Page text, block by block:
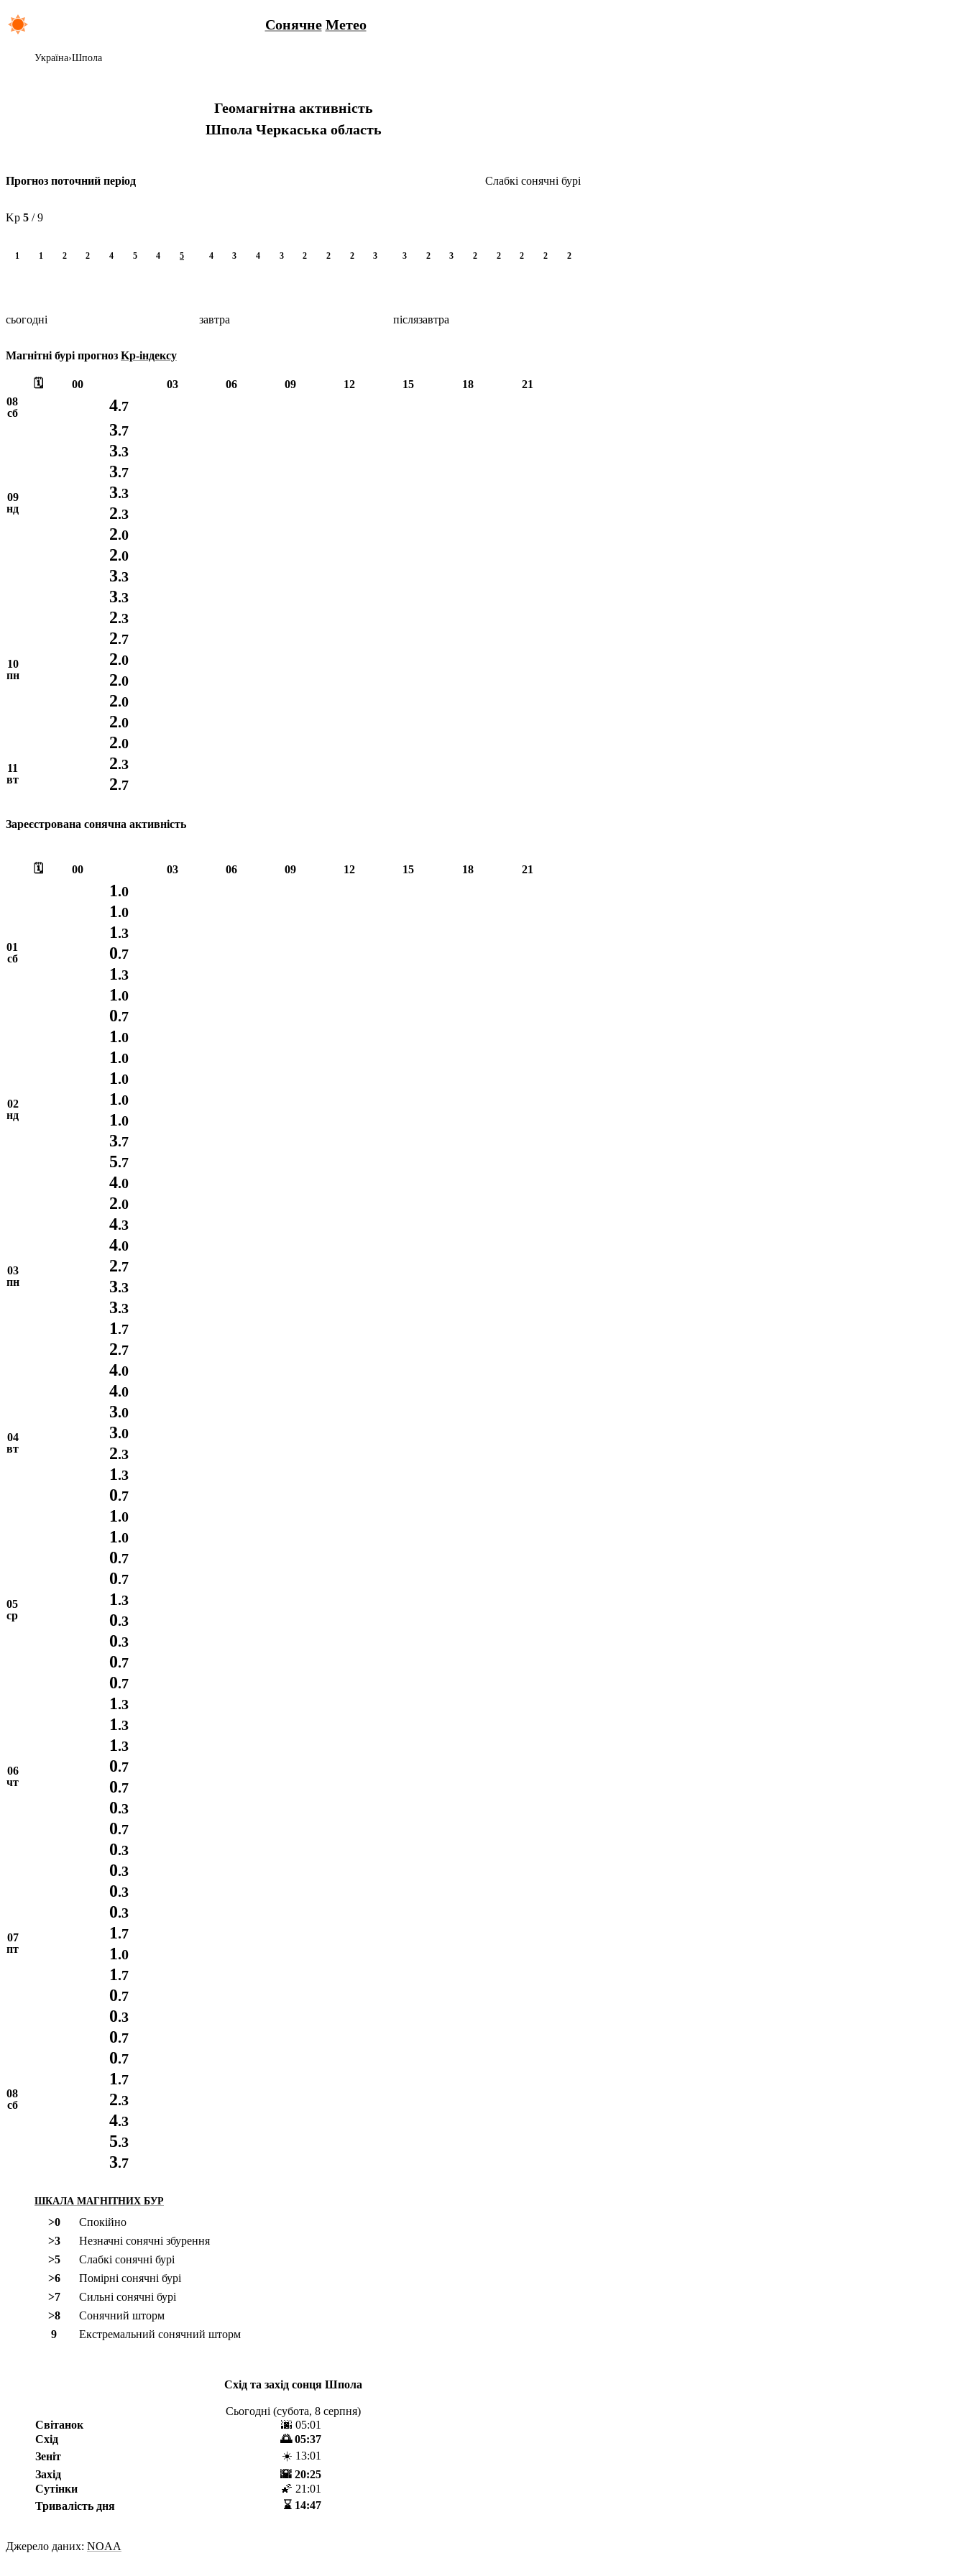
Сонячне Метео
Україна Шпола
Геомагнітна активність
Шпола Черкаська область
Прогноз поточний період Слабкі сонячні бурі
Kp 5 / 9
1 1 2 2 4 5 4 5 4 3 4 3 2 2 2 3 3 2 3 2 2 2 2 2
сьогодні завтра післязавтра
Магнітні бурі прогноз Kp-індексу
🗓️ 00 03 06 09 12 15 18
21
08
сб
4.7
09
нд
3.7
3.3
3.7
3.3
2.3
2.0
2.0
3.3
10
пн
3.3
2.3
2.7
2.0
2.0
2.0
2.0
2.0
11
вт
2.3
2.7
Зареєстрована сонячна активність
🗓️ 00 03 06 09 12 15 18 21
01
сб
1.0
1.0
1.3
0.7
1.3
1.0
0.7
02
нд
1.0
1.0
1.0
1.0
1.0
3.7
5.7
4.0
03
пн
2.0
4.3
4.0
2.7
3.3
3.3
1.7
2.7
04
вт
4.0
4.0
3.0
3.0
2.3
1.3
0.7
1.0
05
ср
1.0
0.7
0.7
1.3
0.3
0.3
0.7
0.7
06
чт
1.3
1.3
1.3
0.7
0.7
0.3
0.7
0.3
07
пт
0.3
0.3
0.3
1.7
1.0
1.7
0.7
0.3
08
сб
0.7
0.7
1.7
2.3
4.3
5.3
3.7
ШКАЛА МАГНІТНИХ БУР
>0
Спокійно
>3
Незначні сонячні збурення
>5
Слабкі сонячні бурі
>6
Помірні сонячні бурі
>7
Сильні сонячні бурі
>8
Сонячний шторм
9
Екстремальний сонячний шторм
Схід та захід сонця Шпола
Сьогодні (субота, 8 серпня)
Світанок
🌆 05:01
Схід
🌅 05:37
Зеніт
☀️ 13:01
Захід
🌇 20:25
Сутінки
🌠 21:01
Тривалість дня
⌛️ 14:47
Джерело даних: NOAA